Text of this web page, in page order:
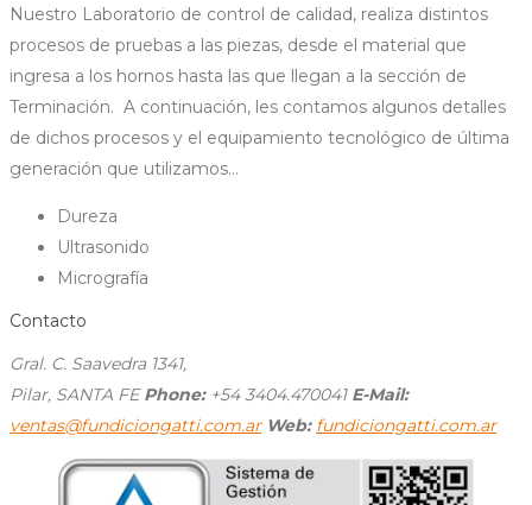
Nuestro Laboratorio de control de calidad, realiza distintos
procesos de pruebas a las piezas, desde el material que
ingresa a los hornos hasta las que llegan a la sección de
Terminación. A continuación, les contamos algunos detalles
de dichos procesos y el equipamiento tecnológico de última
generación que utilizamos…
Dureza
Ultrasonido
Micrografía
Contacto
Gral. C. Saavedra 1341,
Pilar, SANTA FE Phone:+54 3404.470041 E-Mail:
ventas@fundiciongatti.com.ar Web: fundiciongatti.com.ar